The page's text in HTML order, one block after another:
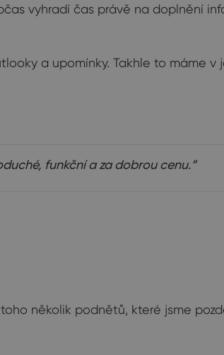
vyhradí čas právě na doplnění
a upomínky. Takhle to máme
funkční a za dobrou cenu.“
několik podnětů, které jsme